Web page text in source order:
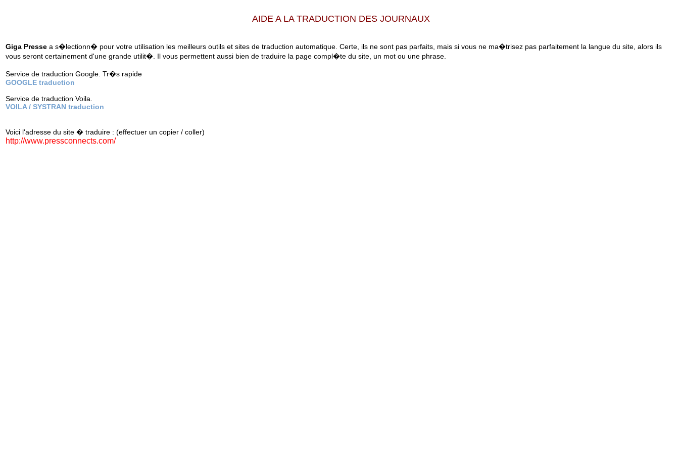
AIDE A LA TRADUCTION DES JOURNAUX
Giga Presse a s�lectionn� pour votre utilisation les meilleurs outils et sites de traduction automatique. Certe, ils ne sont pas parfaits, mais si vous ne ma�trisez pas parfaitement la langue du site, alors ils
vous seront certainement d'une grande utilit�. Il vous permettent aussi bien de traduire la page compl�te du site, un mot ou une phrase.
Service de traduction Google. Tr�s rapide
GOOGLE traduction
Service de traduction Voila.
VOILA / SYSTRAN traduction
Voici l'adresse du site � traduire : (effectuer un copier / coller)
http://www.pressconnects.com/